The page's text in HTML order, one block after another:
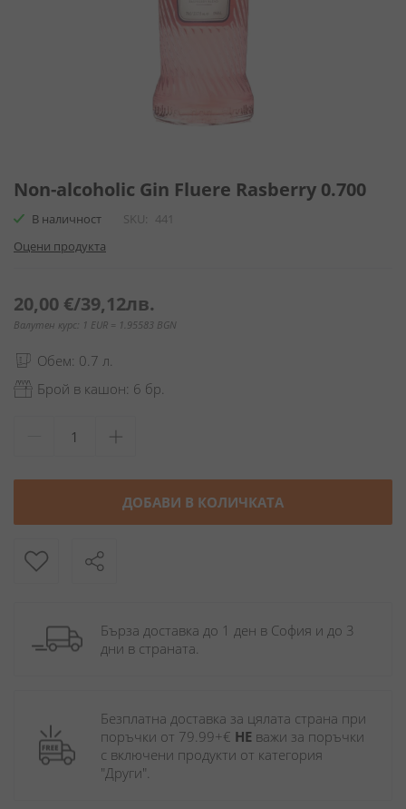
към
на
галерия
със
Non-alcoholic Gin Fluere Rasberry 0.700
В наличност SKU
441
Оцени продукта
20,00 €/39,12лв.
Валутен курс: 1 EUR = 1.95583 BGN
Обем: 0.7 л.
Брой в кашон: 6 бр.
ДОБАВИ В КОЛИЧКАТА
Бърза доставка до 1 ден в София и до 3
дни в страната.
Безплатна доставка за цялата страна при
поръчки от 79.99+€ НЕ важи за поръчки
с включени продукти от категория
"Други".